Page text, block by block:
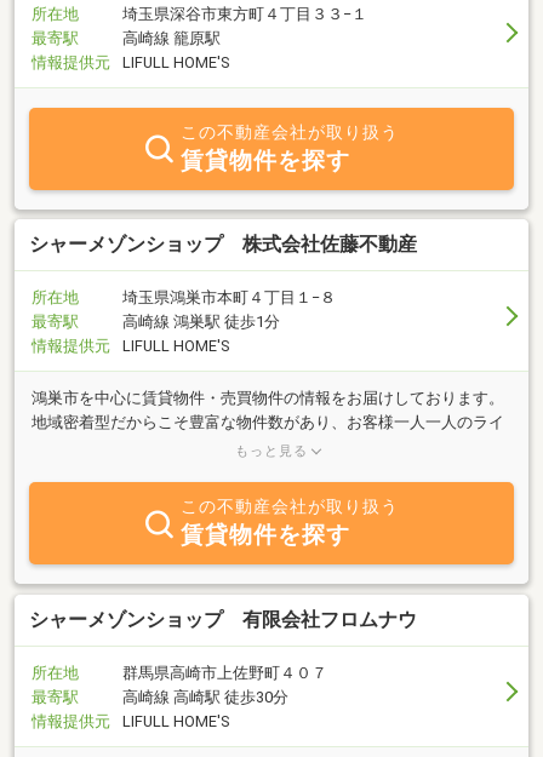
所在地
埼玉県深谷市東方町４丁目３３−１
最寄駅
高崎線 籠原駅
情報提供元
LIFULL HOME'S
この不動産会社が取り扱う
賃貸物件を探す
シャーメゾンショップ 株式会社佐藤不動産
所在地
埼玉県鴻巣市本町４丁目１−８
最寄駅
高崎線 鴻巣駅 徒歩1分
情報提供元
LIFULL HOME'S
鴻巣市を中心に賃貸物件・売買物件の情報をお届けしております。
地域密着型だからこそ豊富な物件数があり、お客様一人一人のライ
フスタイルやお部屋のこだわりに合わせて最適な物件を一緒にお探
もっと見る
この不動産会社が取り扱う
賃貸物件を探す
シャーメゾンショップ 有限会社フロムナウ
所在地
群馬県高崎市上佐野町４０７
最寄駅
高崎線 高崎駅 徒歩30分
情報提供元
LIFULL HOME'S